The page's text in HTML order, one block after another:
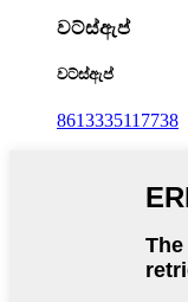
වට්ස්ඇප්
වට්ස්ඇප්
8613335117738